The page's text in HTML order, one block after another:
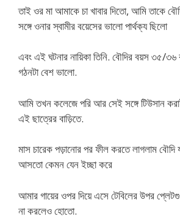
তাই ওর মা আমাকে চা খাবার দিতো, আমি তাকে
সঙ্গে ওনার স্বামীর বয়েসের ভালো পার্থক্য ছিলো
এবং এই ঘটনার নায়িকা তিনি. বৌদির বয়স ৩৫/৩৬
গঠনটা বেশ ভালো.
আমি তখন কলেজে পরি আর সেই সঙ্গে টিউসান
এই ছাত্রের বাড়িতে.
মাস চারেক পড়ানোর পর ফীল করতে লাগলাম বৌদি
আসতো কেমন যেন ইচ্ছা করে
আমার গায়ের ওপর দিয়ে এসে টেবিলের উপর
না করলেও হোতো.